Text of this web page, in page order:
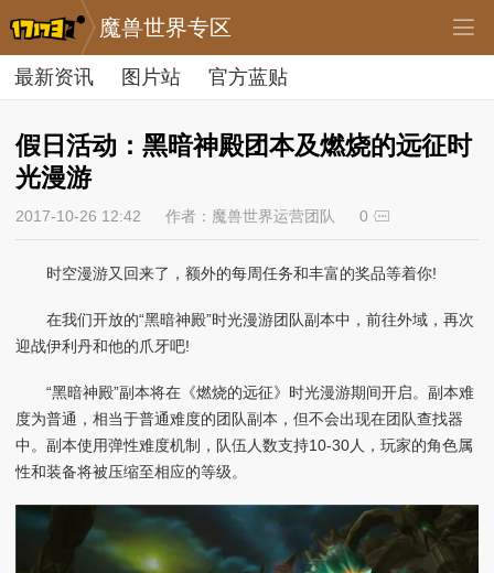
魔兽世界专区
最新资讯 图片站 官方蓝贴
假日活动：黑暗神殿团本及燃烧的远征时
光漫游
2017-10-26 12:42 作者：魔兽世界运营团队 0
时空漫游又回来了，额外的每周任务和丰富的奖品等着你!
在我们开放的“黑暗神殿”时光漫游团队副本中，前往外域，再次
迎战伊利丹和他的爪牙吧!
“黑暗神殿”副本将在《燃烧的远征》时光漫游期间开启。副本难
度为普通，相当于普通难度的团队副本，但不会出现在团队查找器
中。副本使用弹性难度机制，队伍人数支持10-30人，玩家的角色属
性和装备将被压缩至相应的等级。